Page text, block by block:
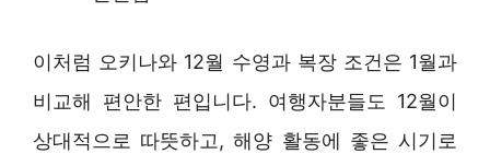
이처럼 오키나와 12월 수영과 복장 조건은 1월과
비교해 편안한 편입니다. 여행자분들도 12월이
상대적으로 따뜻하고, 해양 활동에 좋은 시기로